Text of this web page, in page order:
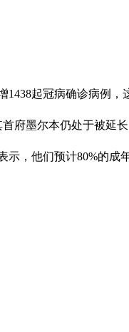
1438起冠病确诊病例
府墨尔本仍处于被延
，他们预计80%的成